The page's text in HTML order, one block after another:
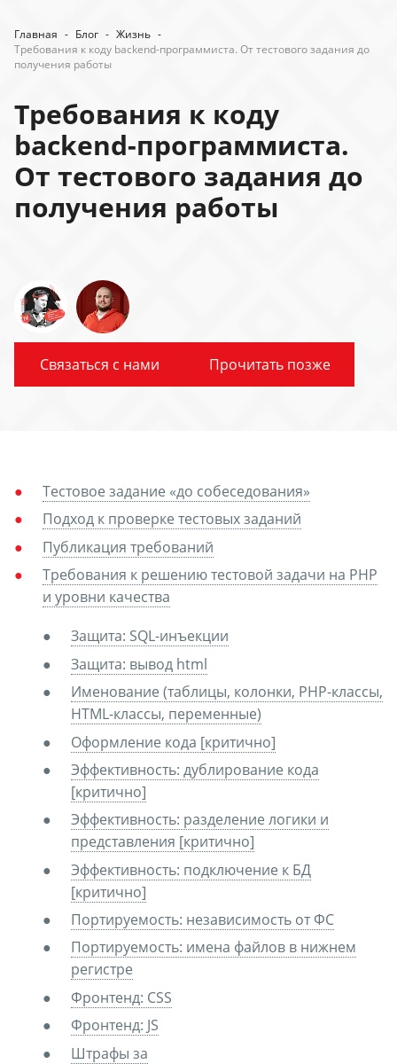
Главная - Блог - Жизнь -
Требования к коду backend-программиста. От тестового задания до
получения работы
Требования к коду
backend-программиста.
От тестового задания до
получения работы
Связаться с нами Прочитать позже
Тестовое задание «до собеседования»
Подход к проверке тестовых заданий
Публикация требований
Требования к решению тестовой задачи на PHP
и уровни качества
Защита: SQL-инъекции
Защита: вывод html
Именование (таблицы, колонки, PHP-классы,
HTML-классы, переменные)
Оформление кода [критично]
Эффективность: дублирование кода
[критично]
Эффективность: разделение логики и
представления [критично]
Эффективность: подключение к БД
[критично]
Портируемость: независимость от ФС
Портируемость: имена файлов в нижнем
регистре
Фронтенд: CSS
Фронтенд: JS
Штрафы за